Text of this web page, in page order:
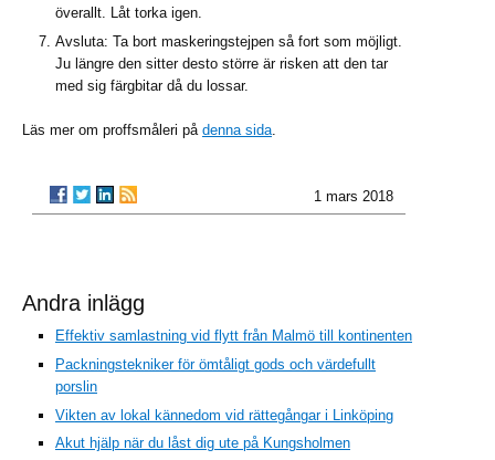
överallt. Låt torka igen.
Avsluta: Ta bort maskeringstejpen så fort som möjligt.
Ju längre den sitter desto större är risken att den tar
med sig färgbitar då du lossar.
Läs mer om proffsmåleri på denna sida
1 mars 2018
Andra inlägg
Effektiv samlastning vid flytt från Malmö till kontinenten
Packningstekniker för ömtåligt gods och värdefullt
porslin
Vikten av lokal kännedom vid rättegångar i Linköping
Akut hjälp när du låst dig ute på Kungsholmen